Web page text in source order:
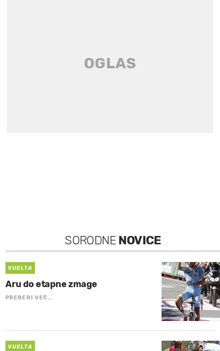
SORODNE NOVICE
VUELTA
Aru do etapne zmage
PREBERI VEČ…
VUELTA